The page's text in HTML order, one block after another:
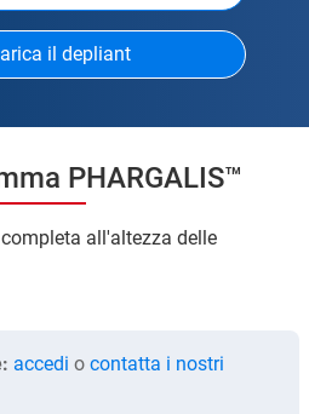
il depliant
PHARGALIS™
all'altezza delle
accedi o contatta i nostri